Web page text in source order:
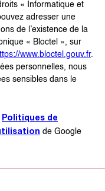
« Informatique et
adresser une
de l’existence de la
« Bloctel », sur
www.bloctel.gouv.fr.
personnelles, nous
sensibles dans le
Politiques de
de Google